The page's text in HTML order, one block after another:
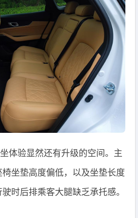
体验显然还有升级的空间。主
坐垫高度偏低，以及坐垫长度
时后排乘客大腿缺乏承托感。